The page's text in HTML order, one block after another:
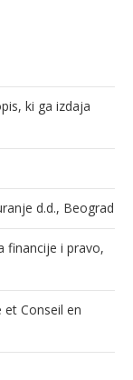
ki ga izdaja
d.d., Beograd
financije i pravo,
et Conseil en